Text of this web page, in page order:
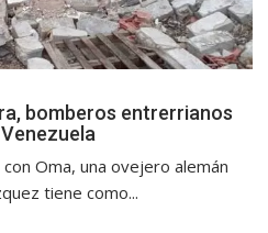
bomberos entrerrianos
Oma, una ovejero alemán
tiene como...